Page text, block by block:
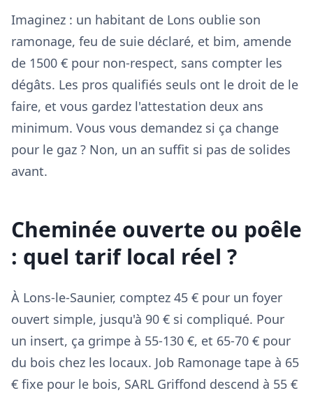
Imaginez : un habitant de Lons oublie son
ramonage, feu de suie déclaré, et bim, amende
de 1500 € pour non-respect, sans compter les
dégâts. Les pros qualifiés seuls ont le droit de le
faire, et vous gardez l'attestation deux ans
minimum. Vous vous demandez si ça change
pour le gaz ? Non, un an suffit si pas de solides
avant.
Cheminée ouverte ou poêle
: quel tarif local réel ?
À Lons-le-Saunier, comptez 45 € pour un foyer
ouvert simple, jusqu'à 90 € si compliqué. Pour
un insert, ça grimpe à 55-130 €, et 65-70 € pour
du bois chez les locaux. Job Ramonage tape à 65
€ fixe pour le bois, SARL Griffond descend à 55 €